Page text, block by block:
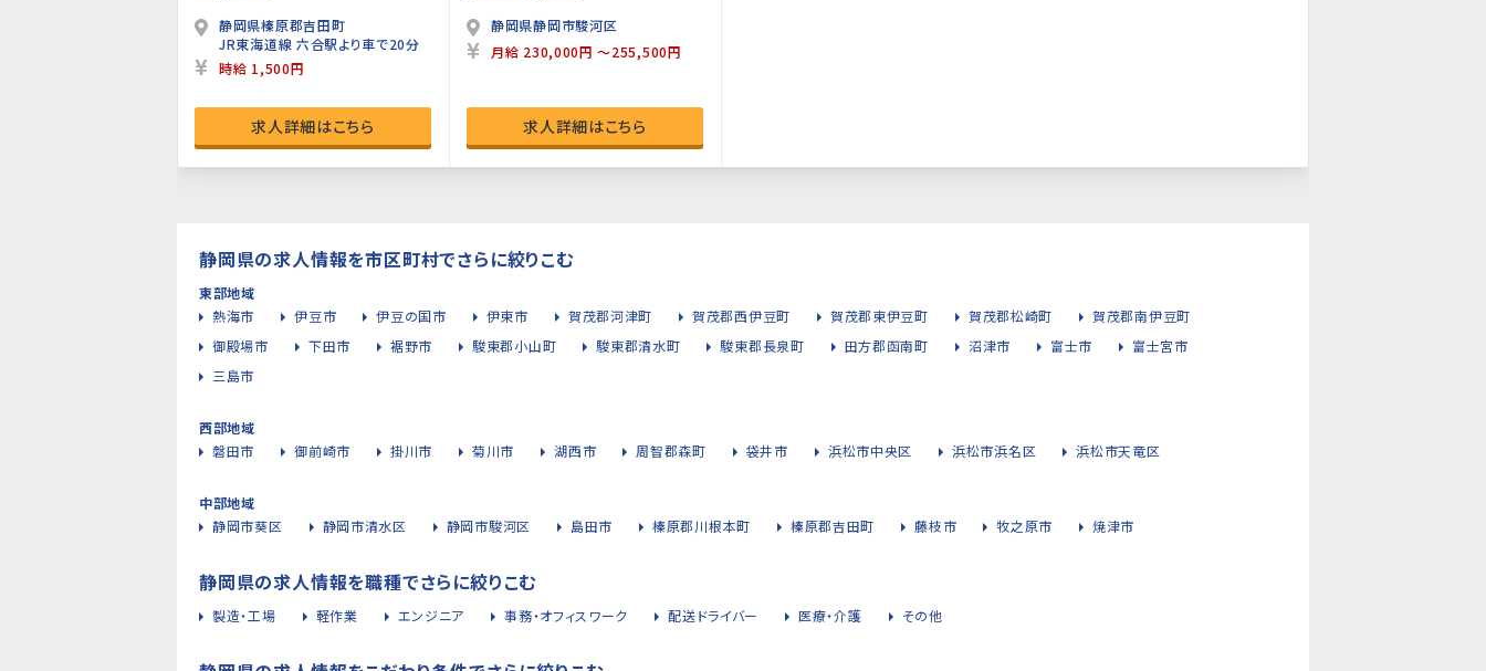
静岡県榛原郡吉田町
JR東海道線 六合駅より車で20分
時給 1,500円
求人詳細はこちら
静岡県静岡市駿河区
月給 230,000円 ～255,500円
求人詳細はこちら
静岡県の求人情報を市区町村でさらに絞りこむ
東部地域
熱海市
伊豆市 伊豆の国市 伊東市 賀茂郡河津町 賀茂郡西伊豆町 賀茂郡東伊豆町 賀茂郡松崎町
賀茂郡南伊豆町
御殿場市
下田市 裾野市 駿東郡小山町 駿東郡清水町 駿東郡長泉町 田方郡函南町 沼津市 富士市
富士宮市
三島市
西部地域
磐田市
御前崎市 掛川市 菊川市 湖西市 周智郡森町 袋井市 浜松市中央区 浜松市浜名区 浜松市天竜区
中部地域
静岡市葵区
静岡市清水区 静岡市駿河区 島田市 榛原郡川根本町 榛原郡吉田町 藤枝市 牧之原市 焼津市
静岡県の求人情報を職種でさらに絞りこむ
製造・工場 軽作業 エンジニア 事務・オフィスワーク 配送ドライバー 医療・介護 その他